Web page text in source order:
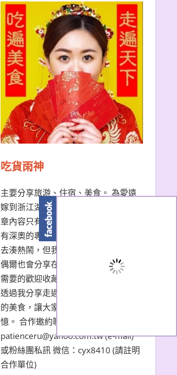
吃貨雨神
主要分享旅游、住宿、美食。 為愛遠
嫁到浙江湖州的台南天秤座女子。 文
章內容只有非常口語易懂的描述，沒
有深奧的專有名詞。 熱門景點我也會
去湊熱鬧，但我更愛冷門小眾景點。
偶爾也會分享在大陸生活的小撇步，
需要的歡迎收藏文章。 希望大家能夠
透過我分享走過的旅遊景點和品嚐過
的美食，讓大家都能夠擁有美好的回
憶。 合作邀約聯繫方式：
patienceru@yahoo.com.tw (e-mail)
或粉絲團私訊 微信：cyx8410 (請註明
合作單位)